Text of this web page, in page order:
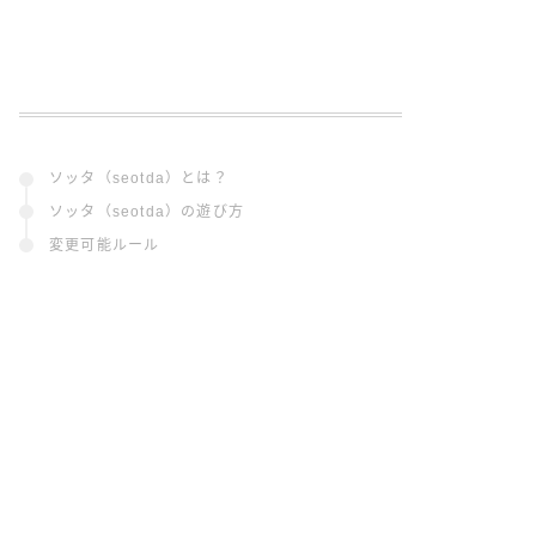
ソッタ（seotda）とは？
ソッタ（seotda）の遊び方
変更可能ルール